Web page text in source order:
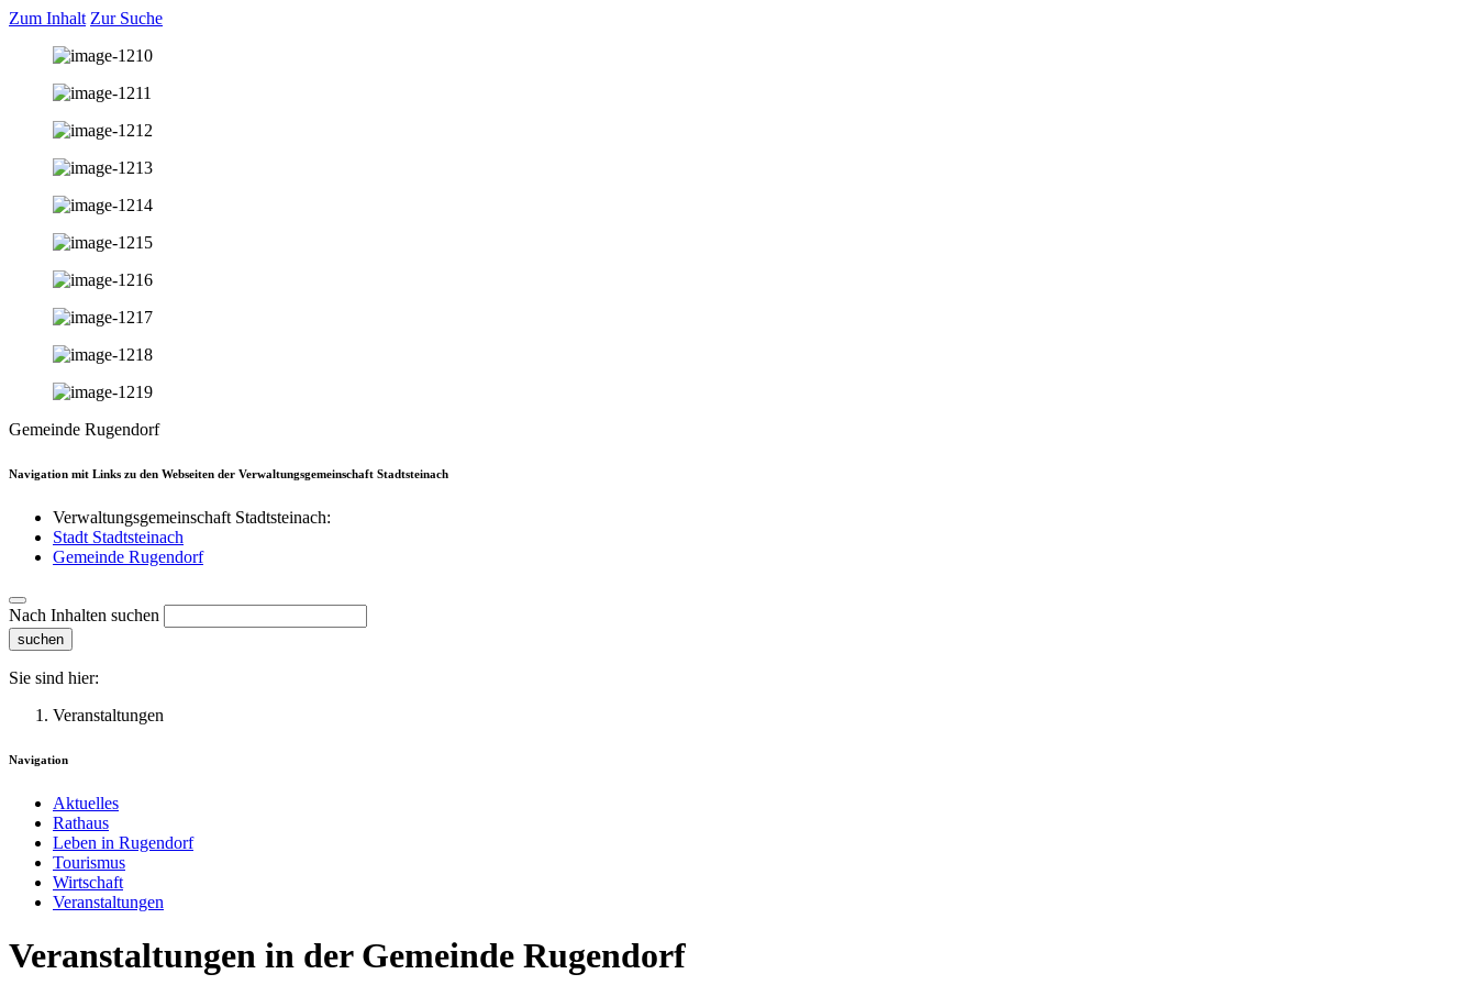
Zum Inhalt Zur Suche
Gemeinde Rugendorf
Navigation mit Links zu den Webseiten der Verwaltungsgemeinschaft Stadtsteinach
Verwaltungsgemeinschaft Stadtsteinach:
Stadt Stadtsteinach
Gemeinde Rugendorf
Nach Inhalten suchen
suchen
Sie sind hier:
Veranstaltungen
Navigation
Aktuelles
Rathaus
Leben in Rugendorf
Tourismus
Wirtschaft
Veranstaltungen
Veranstaltungen in der Gemeinde Rugendorf